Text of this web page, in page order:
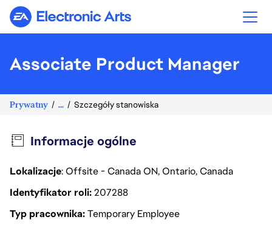
Electronic Arts
Associate Product Manager
Prywatny ... Szczegóły stanowiska
Informacje ogólne
Lokalizacje: Offsite - Canada ON, Ontario, Canada
Identyfikator roli207288
Typ pracownikaTemporary Employee